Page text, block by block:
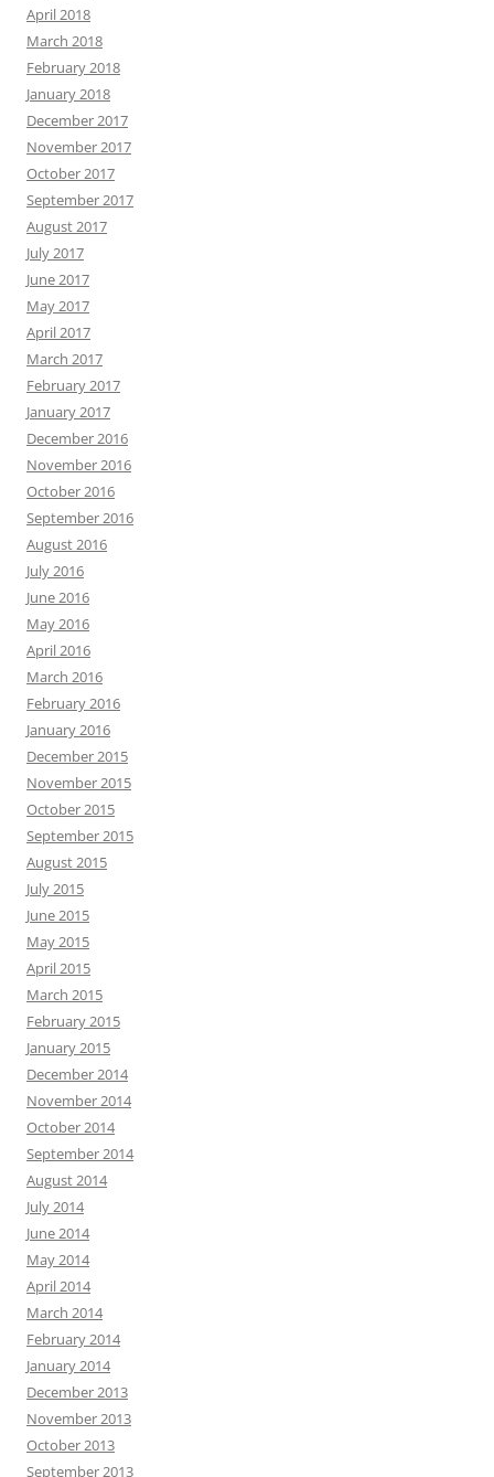
April 2018
March 2018
February 2018
January 2018
December 2017
November 2017
October 2017
September 2017
August 2017
July 2017
June 2017
May 2017
April 2017
March 2017
February 2017
January 2017
December 2016
November 2016
October 2016
September 2016
August 2016
July 2016
June 2016
May 2016
April 2016
March 2016
February 2016
January 2016
December 2015
November 2015
October 2015
September 2015
August 2015
July 2015
June 2015
May 2015
April 2015
March 2015
February 2015
January 2015
December 2014
November 2014
October 2014
September 2014
August 2014
July 2014
June 2014
May 2014
April 2014
March 2014
February 2014
January 2014
December 2013
November 2013
October 2013
September 2013